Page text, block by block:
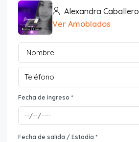
Alexandra Caballero
Ver Amoblados
Fecha de ingreso *
Fecha de salida / Estadía *